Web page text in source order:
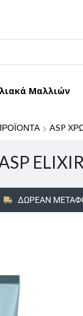
Μαλλιών
ASP
ΔΩΡΕΑΝ